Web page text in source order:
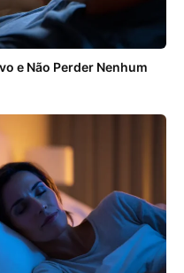
e Não Perder Nenhum